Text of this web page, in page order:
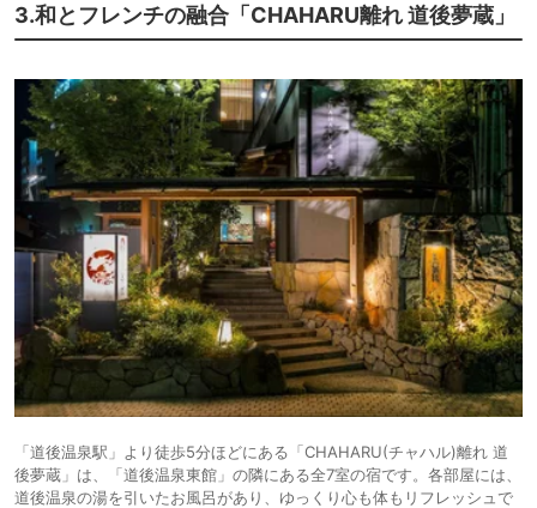
3.和とフレンチの融合「CHAHARU離れ 道後夢蔵」
「道後温泉駅」より徒歩5分ほどにある「CHAHARU(チャハル)離れ 道
後夢蔵」は、「道後温泉東館」の隣にある全7室の宿です。各部屋には、
道後温泉の湯を引いたお風呂があり、ゆっくり心も体もリフレッシュで